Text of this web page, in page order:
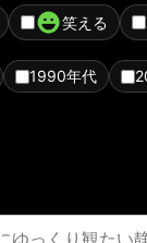
笑える
1990年代